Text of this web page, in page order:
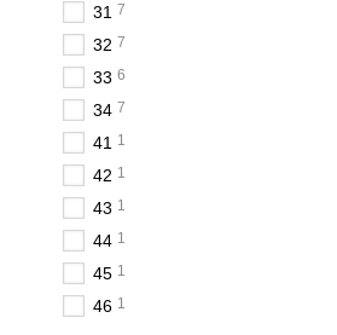
31 7
32 7
33 6
34 7
41 1
42 1
43 1
44 1
45 1
46 1